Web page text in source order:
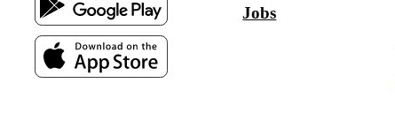
Jobs